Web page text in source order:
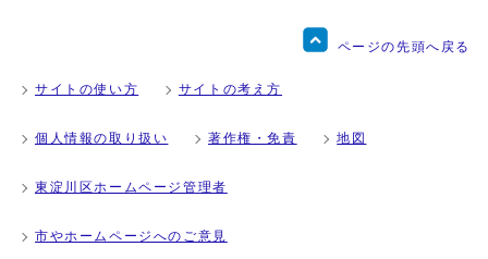
ページの先頭へ戻る
サイトの使い方 サイトの考え方
個人情報の取り扱い 著作権・免責 地図
東淀川区ホームページ管理者
市やホームページへのご意見